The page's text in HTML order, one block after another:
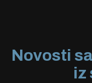
Novosti
iz